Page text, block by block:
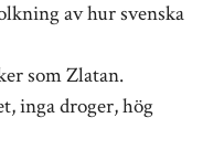
av hur svenska
som Zlatan.
inga droger, hög